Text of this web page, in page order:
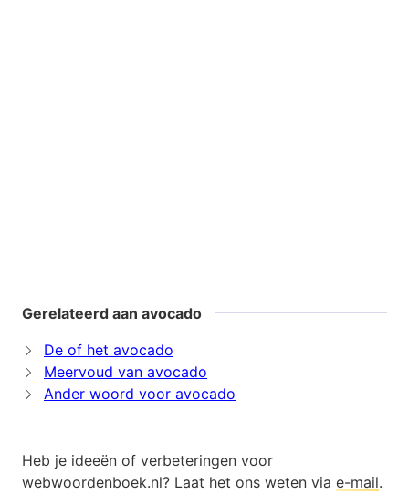
Gerelateerd aan avocado
De of het avocado
Meervoud van avocado
Ander woord voor avocado
Heb je ideeën of verbeteringen voor
webwoordenboek.nl? Laat het ons weten via e-mail.